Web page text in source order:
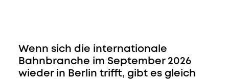
Wenn sich die internationale
Bahnbranche im September 2026
wieder in Berlin trifft, gibt es gleich